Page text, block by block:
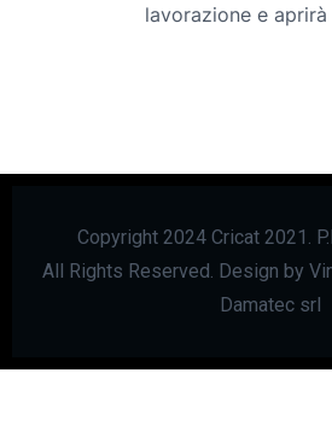
lavorazione e
Copyright 2024 Cricat 2021.
All Rights Reserved. Design by
Damatec srl